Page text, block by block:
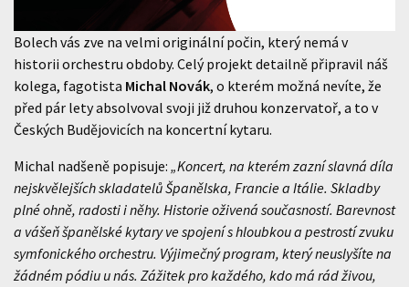
Bolech vás zve na velmi originální počin, který nemá v
historii orchestru obdoby. Celý projekt detailně připravil náš
kolega, fagotista Michal Novák, o kterém možná nevíte, že
před pár lety absolvoval svoji již druhou konzervatoř, a to v
Českých Budějovicích na koncertní kytaru.
Michal nadšeně popisuje: „Koncert, na kterém zazní slavná díla
nejskvělejších skladatelů Španělska, Francie a Itálie. Skladby
plné ohně, radosti i něhy. Historie oživená současností. Barevnost
a vášeň španělské kytary ve spojení s hloubkou a pestrostí zvuku
symfonického orchestru. Výjimečný program, který neuslyšíte na
žádném pódiu u nás. Zážitek pro každého, kdo má rád živou,